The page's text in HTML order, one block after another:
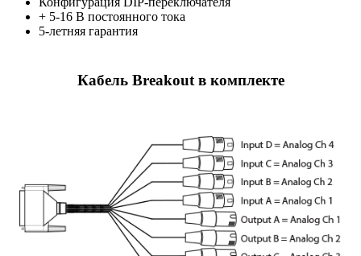
+ 5-16 В постоянного тока
5-летняя гарантия
Кабель Breakout в комплекте